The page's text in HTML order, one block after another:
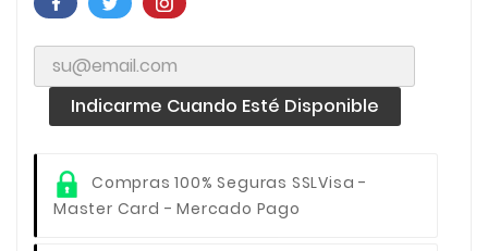
Indicarme Cuando Esté Disponible
Compras 100% Seguras SSLVisa -
Master Card - Mercado Pago